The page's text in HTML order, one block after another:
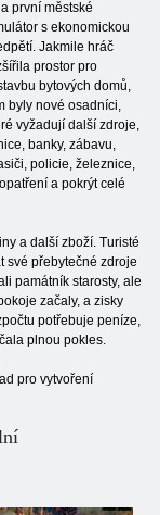
první městské
s ekonomickou
Jakmile hráč
prostor pro
bytových domů,
byly nové osadníci,
vyžadují další zdroje,
banky, zábavu,
policie, železnice,
a pokrýt celé
a další zboží. Turisté
své přebytečné zdroje
památník starosty, ale
začaly, a zisky
potřebuje peníze,
plnou pokles.
pro vytvoření